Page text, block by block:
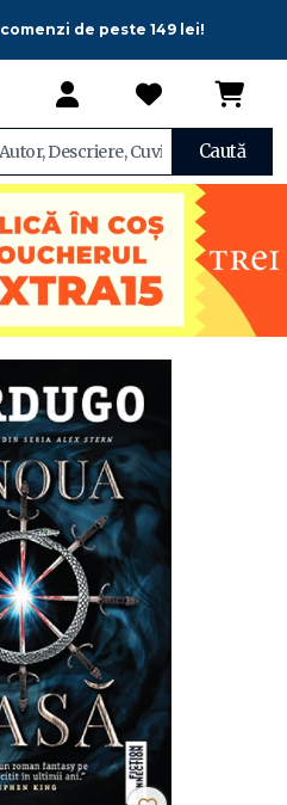
de peste 149 lei!
Caută